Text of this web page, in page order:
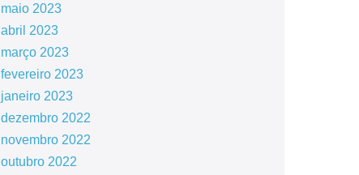
maio 2023
abril 2023
março 2023
fevereiro 2023
janeiro 2023
dezembro 2022
novembro 2022
outubro 2022